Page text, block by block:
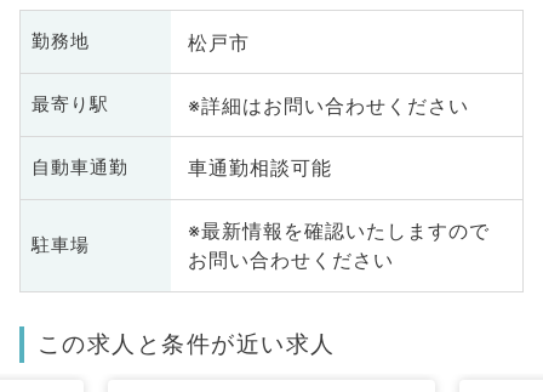
勤務地 松戸市
最寄り駅 ※詳細はお問い合わせください
自動車通勤 車通勤相談可能
駐車場
※最新情報を確認いたしますので
お問い合わせください
この求人と条件が近い求人